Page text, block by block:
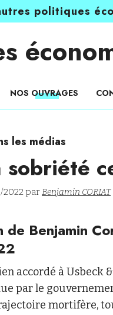
politiques
NOS OUVRAGES
les médias
sobriété
2022 parBenjamin CORIAT
de Benjamin
accordé à Usbeck
par le
mortifère,